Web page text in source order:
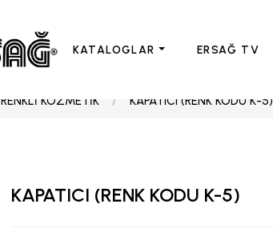
KATALOGLAR ERSAĞ TV
RENKLİ KOZMETİK KAPATICI (RENK KODU K-5)
KAPATICI (RENK KODU K-5)